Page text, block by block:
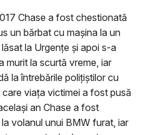
Chase a fost chestionată
un bărbat cu maşina la un
la Urgenţe şi apoi s-a
murit la scurtă vreme, iar
la întrebările poliţiştilor cu
viaţa victimei a fost pusă
an Chase a fost
volanul unui BMW furat, iar